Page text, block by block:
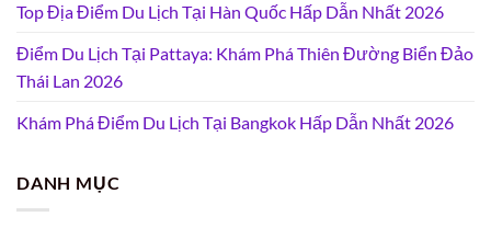
Top Địa Điểm Du Lịch Tại Hàn Quốc Hấp Dẫn Nhất 2026
Điểm Du Lịch Tại Pattaya: Khám Phá Thiên Đường Biển Đảo
Thái Lan 2026
Khám Phá Điểm Du Lịch Tại Bangkok Hấp Dẫn Nhất 2026
DANH MỤC